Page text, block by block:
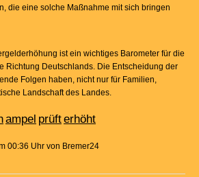
die eine solche Maßnahme mit sich bringen
ist ein wichtiges Barometer für die
Richtung Deutschlands. Die Entscheidung der
Folgen haben, nicht nur für Familien,
Landschaft des Landes.
ampel prüfterhöht
00:36 Uhr von Bremer24